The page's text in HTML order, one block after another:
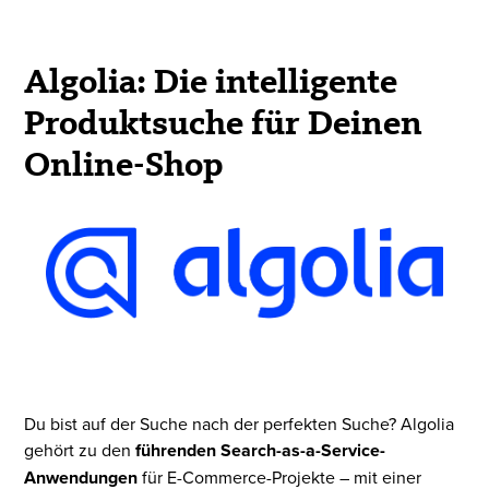
Algolia: Die intelligente
Produktsuche für Deinen
Online-Shop
Du bist auf der Suche nach der perfekten Suche? Algolia
gehört zu denführenden Search-as-a-Service-
Anwendungenfür E-Commerce-Projekte – mit einer